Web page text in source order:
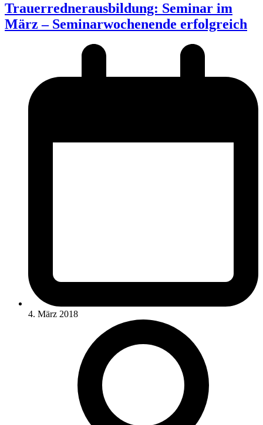
Trauerrednerausbildung: Seminar im
März – Seminarwochenende erfolgreich
4. März 2018